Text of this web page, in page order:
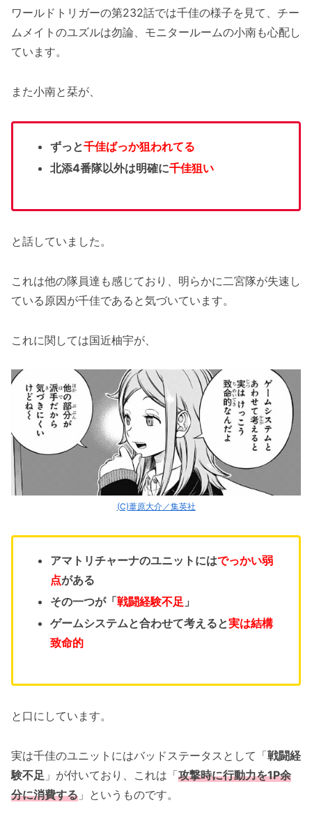
ワールドトリガーの第232話では千佳の様子を見て、チー
ムメイトのユズルは勿論、モニタールームの小南も心配し
ています。
また小南と栞が、
ずっと千佳ばっか狙われてる
北添4番隊以外は明確に千佳狙い
と話していました。
これは他の隊員達も感じており、明らかに二宮隊が失速し
ている原因が千佳であると気づいています。
これに関しては国近柚宇が、
(C)葦原大介／集英社
アマトリチャーナのユニットにはでっかい弱
点がある
その一つが「戦闘経験不足 」
ゲームシステムと合わせて考えると実は結構
致命的
と口にしています。
実は千佳のユニットにはバッドステータスとして「戦闘経
験不足 」が付いており、これは「攻撃時に行動力を1P余
分に消費する 」というものです。